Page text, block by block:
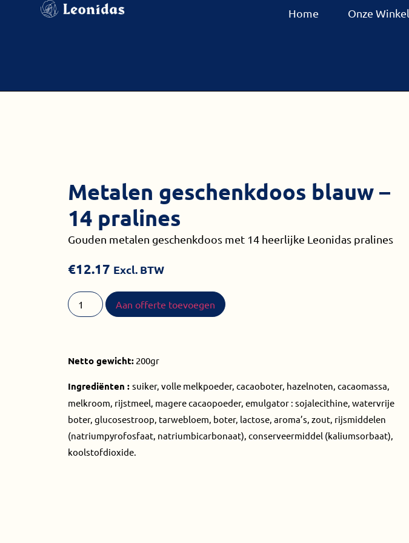
Home Onze Winkel
Metalen geschenkdoos blauw –
14 pralines
Gouden metalen geschenkdoos met 14 heerlijke Leonidas pralines
€12.17 Excl. BTW
Aan offerte toevoegen
Netto gewicht: 200gr
Ingrediënten : suiker, volle melkpoeder, cacaoboter, hazelnoten, cacaomassa,
melkroom, rijstmeel, magere cacaopoeder, emulgator : sojalecithine, watervrije
boter, glucosestroop, tarwebloem, boter, lactose, aroma’s, zout, rijsmiddelen
(natriumpyrofosfaat, natriumbicarbonaat), conserveermiddel (kaliumsorbaat),
koolstofdioxide.